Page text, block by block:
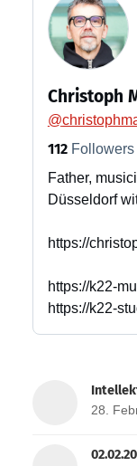
Christoph
@
112Followers
Father,
Düsseldorf
https://
https://k22-
https://k22-
28.